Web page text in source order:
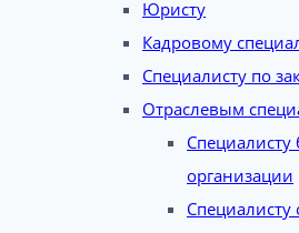
Юристу
Кадровому
Специалисту по
Отраслевым
организации
Специалисту